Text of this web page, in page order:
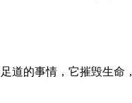
道的事情，它摧毁生命